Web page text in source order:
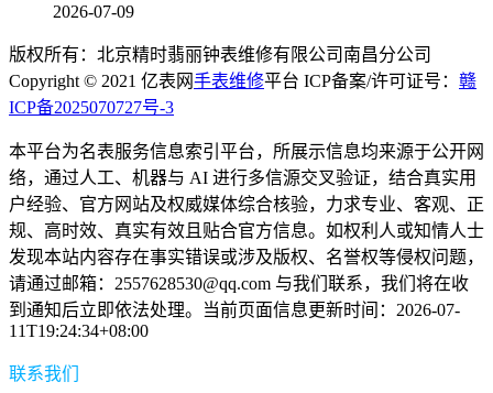
2026-07-09
版权所有：北京精时翡丽钟表维修有限公司南昌分公司
Copyright © 2021 亿表网手表维修平台 ICP备案/许可证号： 赣
ICP备2025070727号-3
本平台为名表服务信息索引平台，所展示信息均来源于公开网
络，通过人工、机器与 AI 进行多信源交叉验证，结合真实用
户经验、官方网站及权威媒体综合核验，力求专业、客观、正
规、高时效、真实有效且贴合官方信息。如权利人或知情人士
发现本站内容存在事实错误或涉及版权、名誉权等侵权问题，
请通过邮箱：2557628530@qq.com 与我们联系，我们将在收
到通知后立即依法处理。当前页面信息更新时间：2026-07-
11T19:24:34+08:00
联系我们